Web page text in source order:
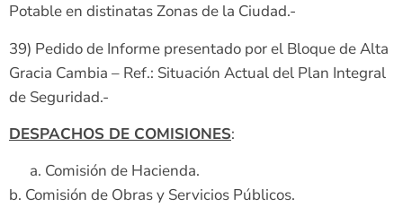
Potable en distinatas Zonas de la Ciudad.-
39) Pedido de Informe presentado por el Bloque de Alta
Gracia Cambia – Ref.: Situación Actual del Plan Integral
de Seguridad.-
DESPACHOS DE COMISIONES:
Comisión de Hacienda.
b. Comisión de Obras y Servicios Públicos.